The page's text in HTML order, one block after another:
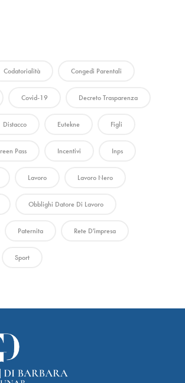
Codatorialità Congedi Parentali
Covid-19 Decreto Trasparenza
Distacco Eutekne Figli
Pass Incentivi Inps
Lavoro Lavoro Nero
Obblighi Datore Di Lavoro
Paternita Rete D'impresa
Sport